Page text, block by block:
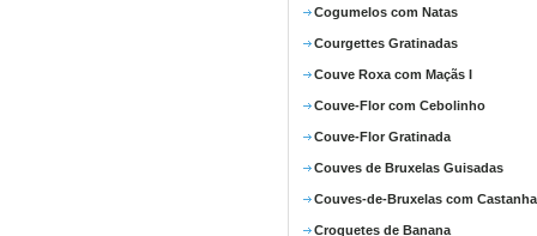
Cogumelos com Natas
Courgettes Gratinadas
Couve Roxa com Maçãs I
Couve-Flor com Cebolinho
Couve-Flor Gratinada
Couves de Bruxelas Guisadas
Couves-de-Bruxelas com
Croquetes de Banana